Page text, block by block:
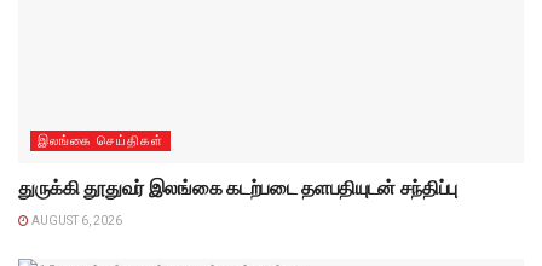
இலங்கை செய்திகள்
துருக்கி தூதுவர் இலங்கை கடற்படை தளபதியுடன் சந்திப்பு
AUGUST 6, 2026